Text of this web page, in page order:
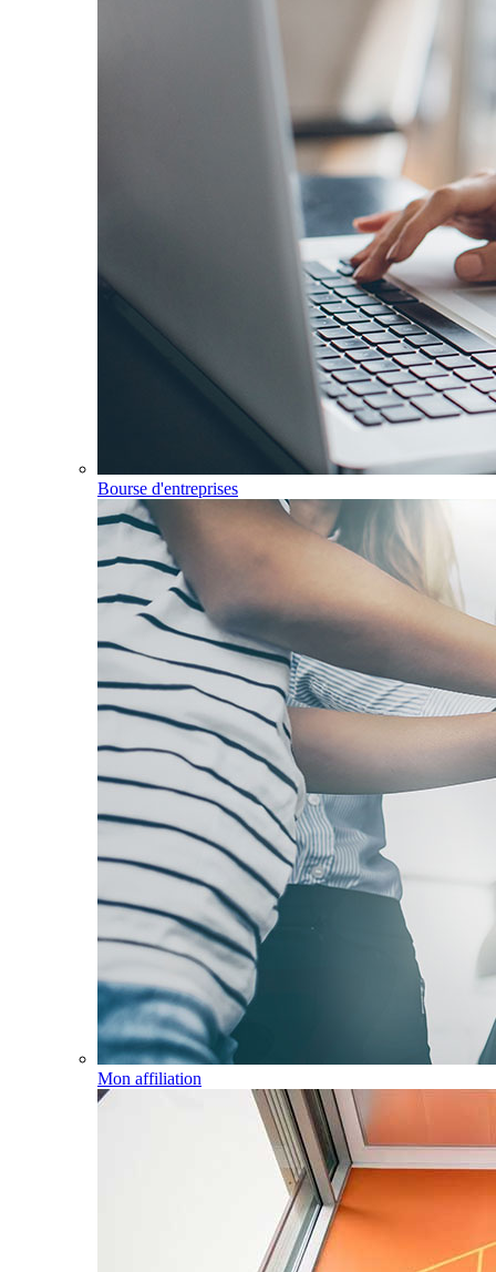
Bourse d'entreprises
Mon affiliation